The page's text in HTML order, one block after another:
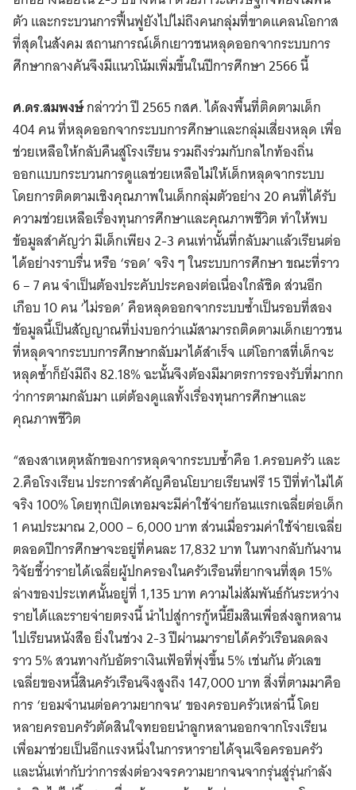
ตัว และกระบวนการฟื้นฟูยังไปไม่ถึงคนกลุ่มที่ขาดแคลนโอกาส
ที่สุดในสังคม สถานการณ์เด็กเยาวชนหลุดออกจากระบบการ
ศึกษากลางคันจึงมีแนวโน้มเพิ่มขึ้นในปีการศึกษา 2566 นี้
ศ.ดร.สมพงษ์กล่าวว่า ปี 2565 กสศ. ได้ลงพื้นที่ติดตามเด็ก
404 คน ที่หลุดออกจากระบบการศึกษาและกลุ่มเสี่ยงหลุด เพื่อ
ช่วยเหลือให้กลับคืนสู่โรงเรียน รวมถึงร่วมกับกลไกท้องถิ่น
ออกแบบกระบวนการดูแลช่วยเหลือไม่ให้เด็กหลุดจากระบบ
โดยการติดตามเชิงคุณภาพในเด็กกลุ่มตัวอย่าง 20 คนที่ได้รับ
ความช่วยเหลือเรื่องทุนการศึกษาและคุณภาพชีวิต ทำให้พบ
ข้อมูลสำคัญว่า มีเด็กเพียง 2-3 คนเท่านั้นที่กลับมาแล้วเรียนต่อ
ได้อย่างราบรื่น หรือ ‘รอด’ จริง ๆ ในระบบการศึกษา ขณะที่ราว
6 – 7 คน จำเป็นต้องประคับประคองต่อเนื่องใกล้ชิด ส่วนอีก
เกือบ 10 คน ‘ไม่รอด’ คือหลุดออกจากระบบซ้ำเป็นรอบที่สอง
ข้อมูลนี้เป็นสัญญาณที่บ่งบอกว่าแม้สามารถติดตามเด็กเยาวชน
ที่หลุดจากระบบการศึกษากลับมาได้สำเร็จ แต่โอกาสที่เด็กจะ
หลุดซ้ำก็ยังมีถึง 82.18% ฉะนั้นจึงต้องมีมาตรการรองรับที่มากก
ว่าการตามกลับมา แต่ต้องดูแลทั้งเรื่องทุนการศึกษาและ
คุณภาพชีวิต
“สองสาเหตุหลักของการหลุดจากระบบซ้ำคือ 1.ครอบครัว และ
2.คือโรงเรียน ประการสำคัญคือนโยบายเรียนฟรี 15 ปีที่ทำไม่ได้
จริง 100% โดยทุกเปิดเทอมจะมีค่าใช้จ่ายก้อนแรกเฉลี่ยต่อเด็ก
1 คนประมาณ 2,000 – 6,000 บาท ส่วนเมื่อรวมค่าใช้จ่ายเฉลี่ย
ตลอดปีการศึกษาจะอยู่ที่คนละ 17,832 บาท ในทางกลับกันงาน
วิจัยชี้ว่ารายได้เฉลี่ยผู้ปกครองในครัวเรือนที่ยากจนที่สุด 15%
ล่างของประเทศนั้นอยู่ที่ 1,135 บาท ความไม่สัมพันธ์กันระหว่าง
รายได้และรายจ่ายตรงนี้ นำไปสู่การกู้หนี้ยืมสินเพื่อส่งลูกหลาน
ไปเรียนหนังสือ ยิ่งในช่วง 2-3 ปีผ่านมารายได้ครัวเรือนลดลง
ราว 5% สวนทางกับอัตราเงินเฟ้อที่พุ่งขึ้น 5% เช่นกัน ตัวเลข
เฉลี่ยของหนี้สินครัวเรือนจึงสูงถึง 147,000 บาท สิ่งที่ตามมาคือ
การ ‘ยอมจำนนต่อความยากจน’ ของครอบครัวเหล่านี้ โดย
หลายครอบครัวตัดสินใจทยอยนำลูกหลานออกจากโรงเรียน
เพื่อมาช่วยเป็นอีกแรงหนึ่งในการหารายได้จุนเจือครอบครัว
และนั่นเท่ากับว่าการส่งต่อวงจรความยากจนจากรุ่นสู่รุ่นกำลัง